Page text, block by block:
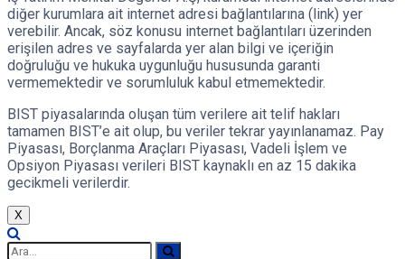
diğer kurumlara ait internet adresi bağlantılarına (link) yer
verebilir. Ancak, söz konusu internet bağlantıları üzerinden
erişilen adres ve sayfalarda yer alan bilgi ve içeriğin
doğruluğu ve hukuka uygunluğu hususunda garanti
vermemektedir ve sorumluluk kabul etmemektedir.
BIST piyasalarında oluşan tüm verilere ait telif hakları
tamamen BIST’e ait olup, bu veriler tekrar yayınlanamaz. Pay
Piyasası, Borçlanma Araçları Piyasası, Vadeli İşlem ve
Opsiyon Piyasası verileri BIST kaynaklı en az 15 dakika
gecikmeli verilerdir.
X